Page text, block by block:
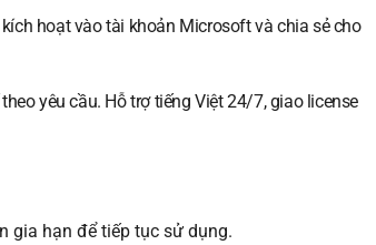
hoạt vào tài khoản Microsoft và chia sẻ cho
yêu cầu. Hỗ trợ tiếng Việt 24/7, giao license
gia hạn để tiếp tục sử dụng.